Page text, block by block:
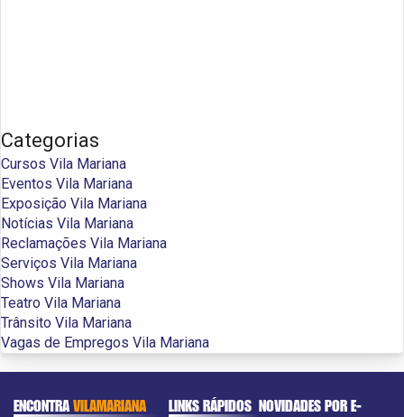
Categorias
Cursos Vila Mariana
Eventos Vila Mariana
Exposição Vila Mariana
Notícias Vila Mariana
Reclamações Vila Mariana
Serviços Vila Mariana
Shows Vila Mariana
Teatro Vila Mariana
Trânsito Vila Mariana
Vagas de Empregos Vila Mariana
ENCONTRAVILAMARIANA LINKS RÁPIDOS NOVIDADES POR E-